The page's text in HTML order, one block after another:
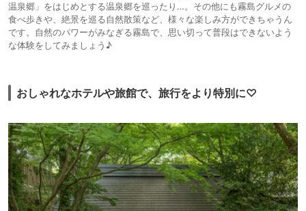
温泉郷」をはじめとする温泉郷を巡ったり…。その他にも霧島グルメの
食べ歩きや、絶景を巡る自然散策など、様々な楽しみ方ができちゃうん
です。自然のパワーがみなぎる霧島で、思い切って普段はできないよう
な体験をしてみましょう♪
おしゃれなホテルや旅館で、旅行をより特別に♡